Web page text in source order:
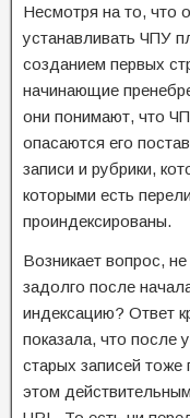
Несмотря на то, что
устанавливать ЧПУ
созданием первых
начинающие
они понимают, что
опасаются его
записи и рубрики,
которыми есть
проиндексированы.
Возникает вопрос,
задолго после
индексацию? Ответ
показала, что после
старых записей тоже
этом